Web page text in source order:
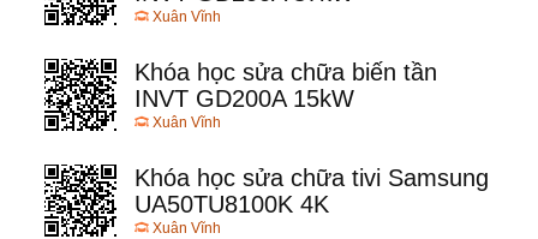
Xuân Vĩnh
Khóa học sửa chữa biến tần
INVT GD200A 15kW
Xuân Vĩnh
Khóa học sửa chữa tivi Samsung
UA50TU8100K 4K
Xuân Vĩnh